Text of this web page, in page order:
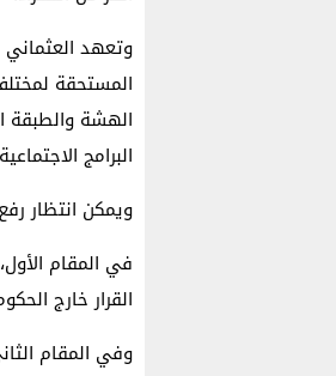
وتعهد العثماني
المستحقة
الهشة والطبقة
البرامج
ويمكن انتظار رفع الدعم
في المقام
القرار خارج
وفي المقام